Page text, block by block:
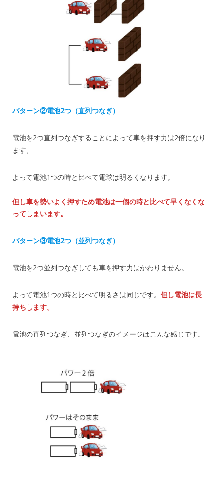
パターン②電池2つ（直列つなぎ）
電池を2つ直列つなぎすることによって車を押す力は2倍になり
ます。
よって電池1つの時と比べて電球は明るくなります。
但し車を勢いよく押すため電池は一個の時と比べて早くなくな
ってしまいます。
パターン③電池2つ（並列つなぎ）
電池を2つ並列つなぎしても車を押す力はかわりません。
よって電池1つの時と比べて明るさは同じです。 但し電池は長
持ちします。
電池の直列つなぎ、並列つなぎのイメージはこんな感じです。